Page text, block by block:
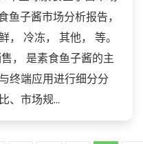
子酱市场分析报告，
冷冻， 其他， 等。
， 是素食鱼子酱的主
终端应用进行细分分
、市场规...